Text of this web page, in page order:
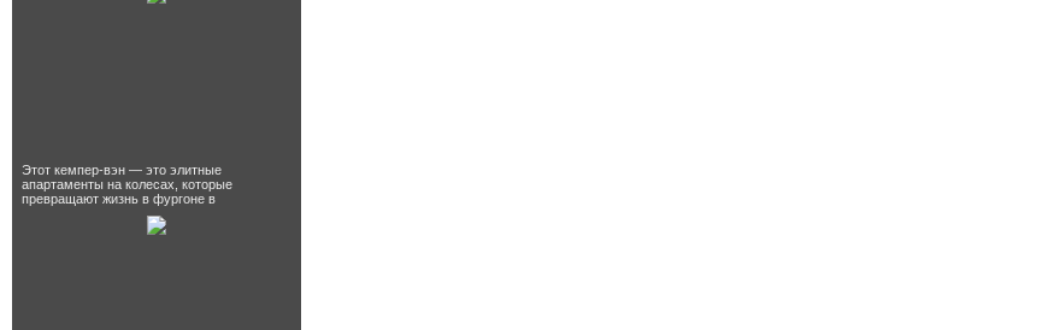
Этот кемпер-вэн — это элитные
апартаменты на колесах, которые
превращают жизнь в фургоне в